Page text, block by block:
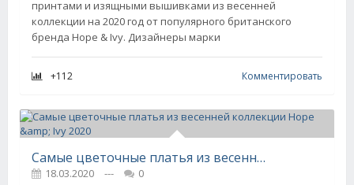
принтами и изящными вышивками из весенней
коллекции на 2020 год от популярного британского
бренда Hope & Ivy. Дизайнеры марки
+112 Комментировать
Самые цветочные платья из весенней коллекции Hope &amp; Ivy 2020
18.03.2020 ---
0